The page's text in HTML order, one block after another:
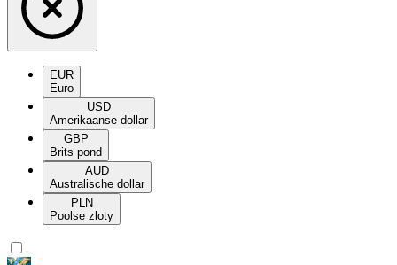
EUR
Euro
USD
Amerikaanse dollar
GBP
Brits pond
AUD
Australische dollar
PLN
Poolse zloty